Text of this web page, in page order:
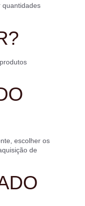
quantidades
escolher os
de